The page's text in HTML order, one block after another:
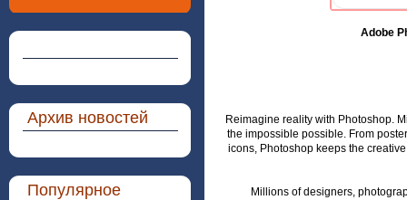
Архив новостей
Популярное
Adobe
Reimagine reality with Photoshop.
the impossible possible. From
icons, Photoshop keeps the
Millions of designers,